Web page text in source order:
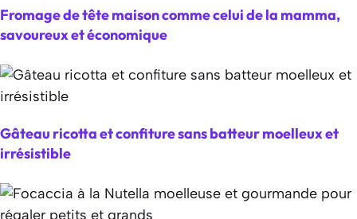
Fromage de tête maison comme celui de la mamma,
savoureux et économique
Gâteau ricotta et confiture sans batteur moelleux et
irrésistible